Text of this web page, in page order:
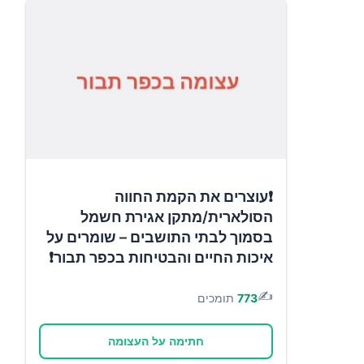
❗עוצרים את הקמת החווה
הסולארית/מתקן אגירת חשמל
בסמוך לבתי התושבים – שומרים על
איכות החיים והבטיחות בכפר תבור❗
✍️
773 תומכים
חתימה על העצומה